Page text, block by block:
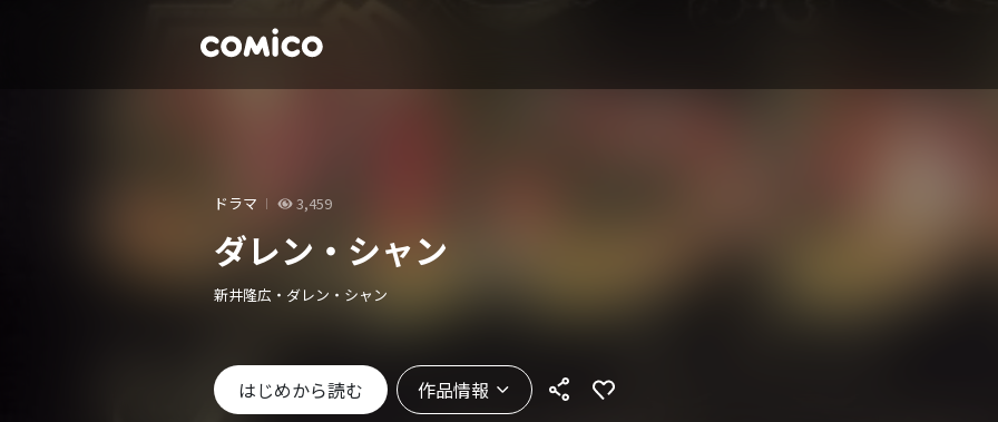
ドラマ 3,459
ダレン・シャン
新井隆広・ダレン・シャン
はじめから読む 作品情報